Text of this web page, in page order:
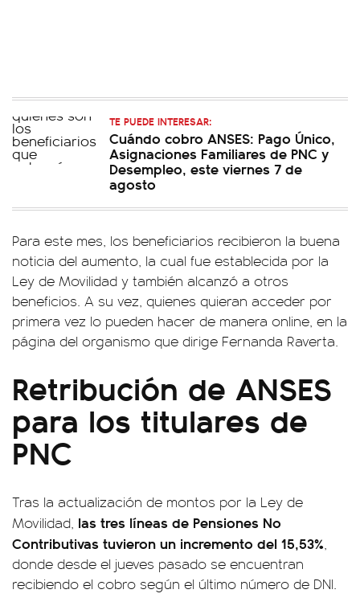
TE PUEDE INTERESAR:
Cuándo cobro ANSES: Pago Único,
Asignaciones Familiares de PNC y
Desempleo, este viernes 7 de
agosto
Para este mes, los beneficiarios recibieron la buena
noticia del aumento, la cual fue establecida por la
Ley de Movilidad y también alcanzó a otros
beneficios. A su vez, quienes quieran acceder por
primera vez lo pueden hacer de manera online, en la
página del organismo que dirige Fernanda Raverta.
Retribución de ANSES
para los titulares de
PNC
Tras la actualización de montos por la Ley de
Movilidad, las tres líneas de Pensiones No
Contributivas tuvieron un incremento del 15,53%,
donde desde el jueves pasado se encuentran
recibiendo el cobro según el último número de DNI.